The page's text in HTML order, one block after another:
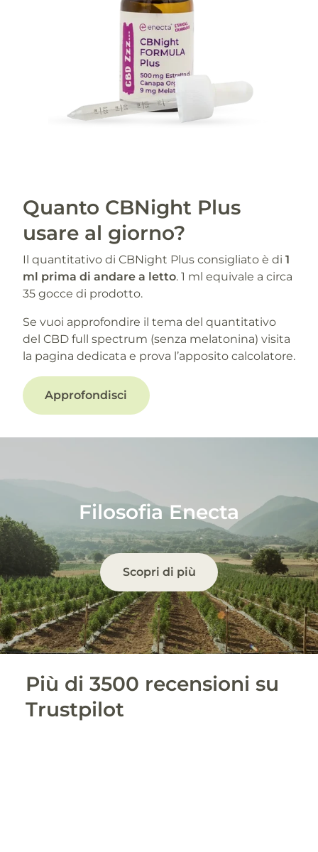
Quanto CBNight Plus
usare al giorno?
Il quantitativo di CBNight Plus consigliato è di 1
ml prima di andare a letto. 1 ml equivale a circa
35 gocce di prodotto.
Se vuoi approfondire il tema del quantitativo
del CBD full spectrum (senza melatonina) visita
la pagina dedicata e prova l’apposito calcolatore.
Approfondisci
Filosofia Enecta
Scopri di più
Più di 3500 recensioni su
Trustpilot